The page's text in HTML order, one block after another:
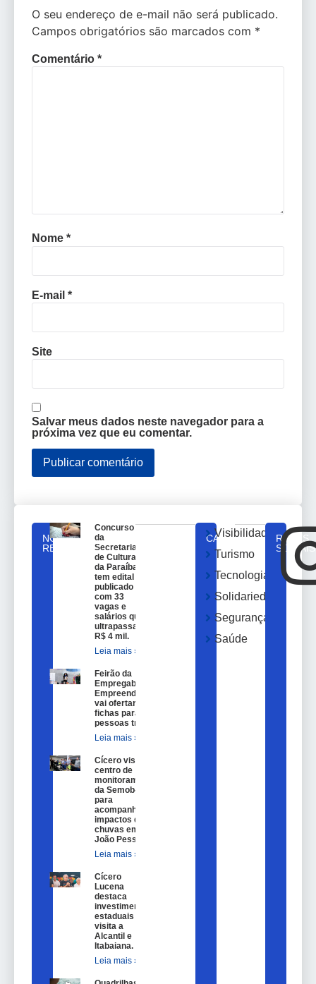
O seu endereço de e-mail não será publicado.
Campos obrigatórios são marcados com *
Comentário *
Nome *
E-mail *
Site
Salvar meus dados neste navegador para a
próxima vez que eu comentar.
NOTICIAS
RELACIONADAS
Concurso
da
Secretaria
de Cultura
da Paraíba
tem edital
publicado
com 33
vagas e
salários que
ultrapassam
R$ 4 mil.
Leia mais »
Feirão da
Empregabilidade e
Empreendedorismo
vai ofertar 100
fichas para
pessoas trans.
Leia mais »
Cícero visita
centro de
monitoramento
da Semob-JP
para
acompanhar
impactos das
chuvas em
João Pessoa.
Leia mais »
Cícero
Lucena
destaca
investimentos
estaduais em
visita a
Alcantil e
Itabaiana.
Leia mais »
CATEGORIAS
Visibilidade
Turismo
Tecnologia
Solidariedade
Segurança
Saúde
REDES
SOCIAIS